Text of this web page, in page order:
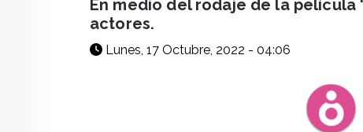
En medio del rodaje de la
actores.
Lunes, 17 Octubre, 2022 - 04:06